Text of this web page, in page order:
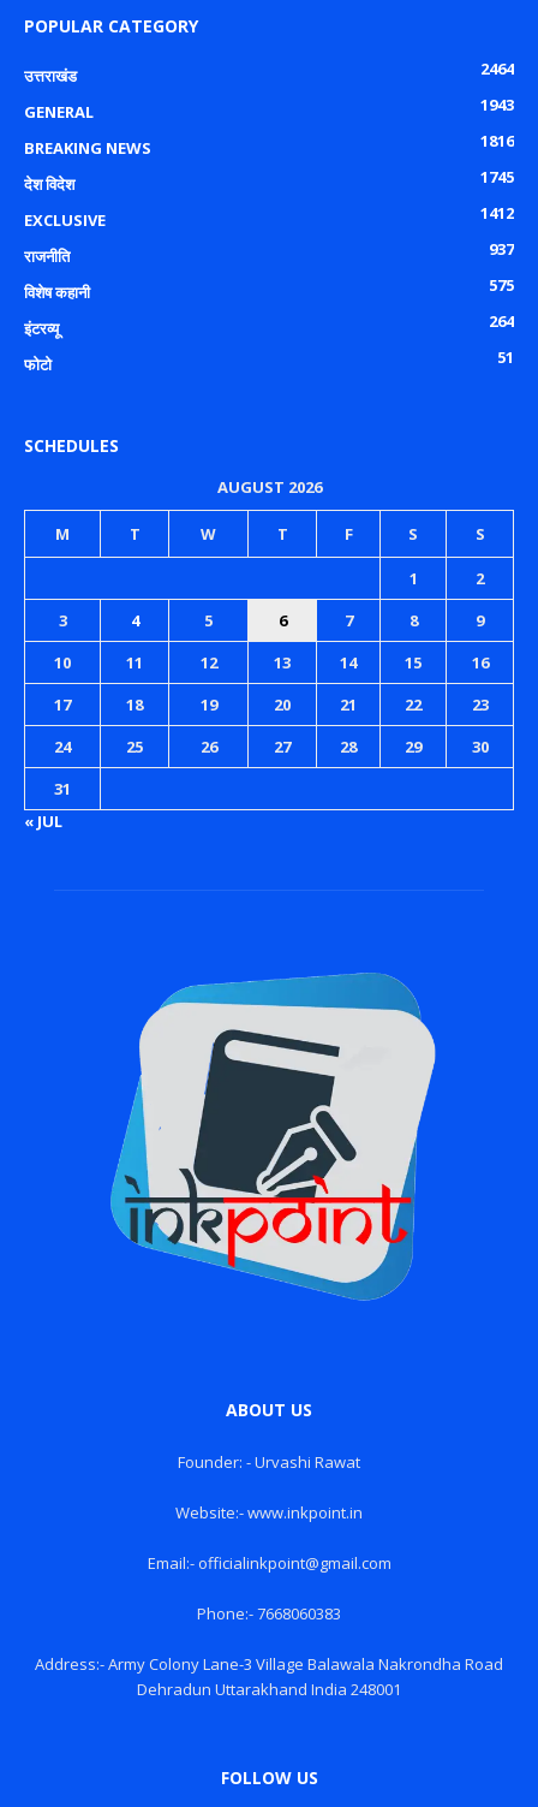
POPULAR CATEGORY
उत्तराखंड
2464
GENERAL
1943
BREAKING NEWS
1816
देश विदेश
1745
EXCLUSIVE
1412
राजनीति
937
विशेष कहानी
575
इंटरव्यू
264
फोटो
51
SCHEDULES
AUGUST 2026
M T W T F S S
1
2
3
4 5 6 7 8
9
10
11 12 13 14 15
16
17
18 19 20 21 22
23
24
25 26 27 28 29
30
31
« JUL
ABOUT US
Founder: - Urvashi Rawat
Website:- www.inkpoint.in
Email:- officialinkpoint@gmail.com
Phone:- 7668060383
Address:- Army Colony Lane-3 Village Balawala Nakrondha Road
Dehradun Uttarakhand India 248001
FOLLOW US